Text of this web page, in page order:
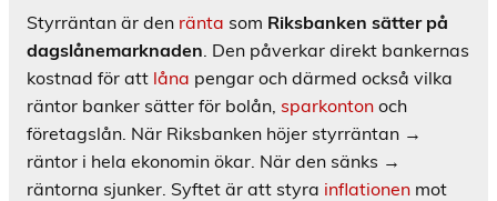
Styrräntan är den ränta som Riksbanken sätter på
dagslånemarknaden . Den påverkar direkt bankernas
kostnad för att låna pengar och därmed också vilka
räntor banker sätter för bolån, sparkonton och
företagslån. När Riksbanken höjer styrräntan →
räntor i hela ekonomin ökar. När den sänks →
räntorna sjunker. Syftet är att styra inflationen mot